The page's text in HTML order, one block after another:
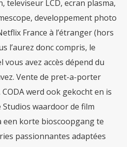
televiseur LCD, ecran plasma,
developpement photo
France à l’étranger (hors
l’aurez donc compris, le
avez accès dépend du
Vente de pret-a-porter
werd ook gekocht en is
waardoor de film
korte bioscoopgang te
passionnantes adaptées